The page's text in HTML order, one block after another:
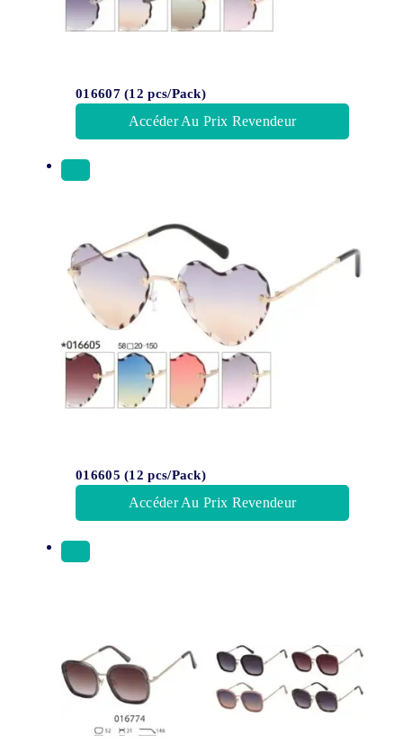
016607 (12 pcs/Pack)
Accéder Au Prix Revendeur
016605 (12 pcs/Pack)
Accéder Au Prix Revendeur